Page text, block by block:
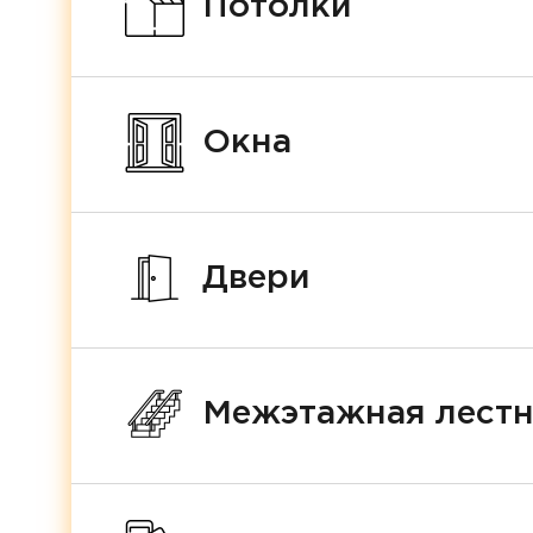
Потолки
Окна
Двери
Межэтажная